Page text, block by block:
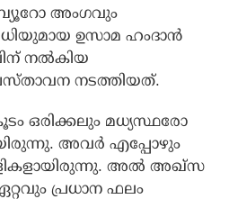
അംഗവും
ഉസാമ ഹംദാൻ
നൽകിയ
നടത്തിയത്.
ഒരിക്കലും മധ്യസ്ഥരോ
അവർ എപ്പോഴും
അൽ അഖ്സ
പ്രധാന ഫലം